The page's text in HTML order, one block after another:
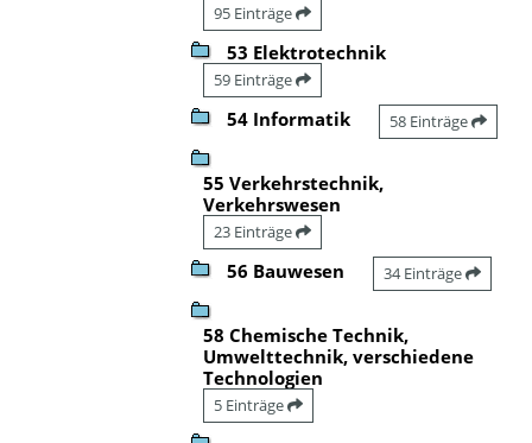
95 Einträge
53 Elektrotechnik
59 Einträge
54 Informatik 58 Einträge
55 Verkehrstechnik,
Verkehrswesen
23 Einträge
56 Bauwesen 34 Einträge
58 Chemische Technik,
Umwelttechnik, verschiedene
Technologien
5 Einträge